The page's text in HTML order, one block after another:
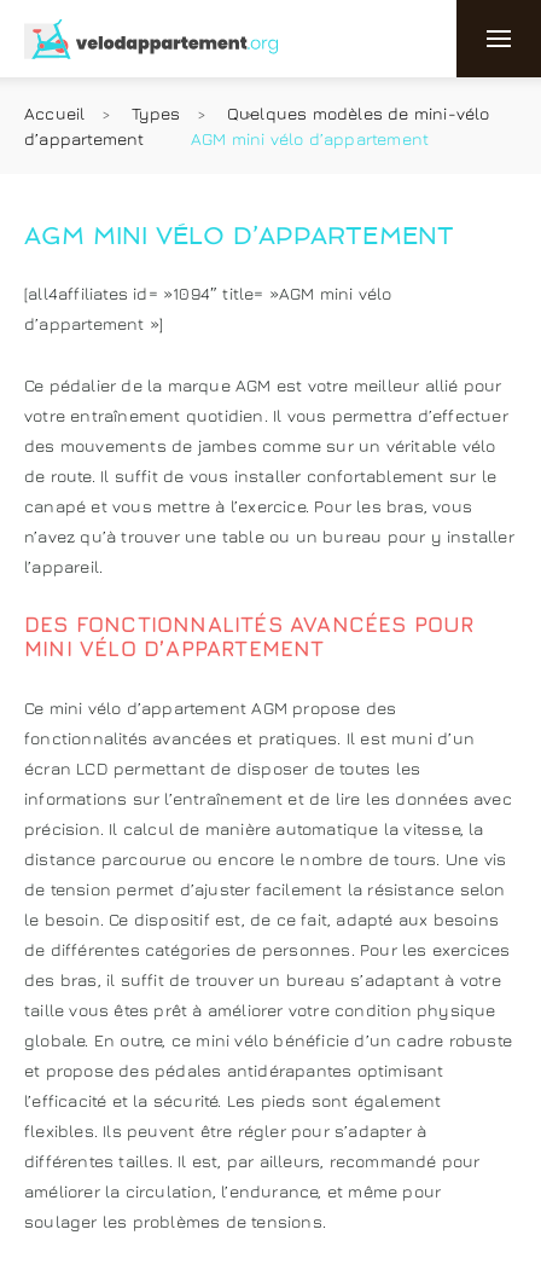
Accueil Types
Quelques modèles de mini-vélo
d’appartement
AGM mini vélo d’appartement
AGM MINI VÉLO D’APPARTEMENT
[all4affiliates id= »1094″ title= »AGM mini vélo
d’appartement »]
Ce pédalier de la marque AGM est votre meilleur allié pour
votre entraînement quotidien. Il vous permettra d’effectuer
des mouvements de jambes comme sur un véritable vélo
de route. Il suffit de vous installer confortablement sur le
canapé et vous mettre à l’exercice. Pour les bras, vous
n’avez qu’à trouver une table ou un bureau pour y installer
l’appareil.
DES FONCTIONNALITÉS AVANCÉES POUR
MINI VÉLO D’APPARTEMENT
Ce mini vélo d’appartement AGM propose des
fonctionnalités avancées et pratiques. Il est muni d’un
écran LCD permettant de disposer de toutes les
informations sur l’entraînement et de lire les données avec
précision. Il calcul de manière automatique la vitesse, la
distance parcourue ou encore le nombre de tours. Une vis
de tension permet d’ajuster facilement la résistance selon
le besoin. Ce dispositif est, de ce fait, adapté aux besoins
de différentes catégories de personnes. Pour les exercices
des bras, il suffit de trouver un bureau s’adaptant à votre
taille vous êtes prêt à améliorer votre condition physique
globale. En outre, ce mini vélo bénéficie d’un cadre robuste
et propose des pédales antidérapantes optimisant
l’efficacité et la sécurité. Les pieds sont également
flexibles. Ils peuvent être régler pour s’adapter à
différentes tailles. Il est, par ailleurs, recommandé pour
améliorer la circulation, l’endurance, et même pour
soulager les problèmes de tensions.